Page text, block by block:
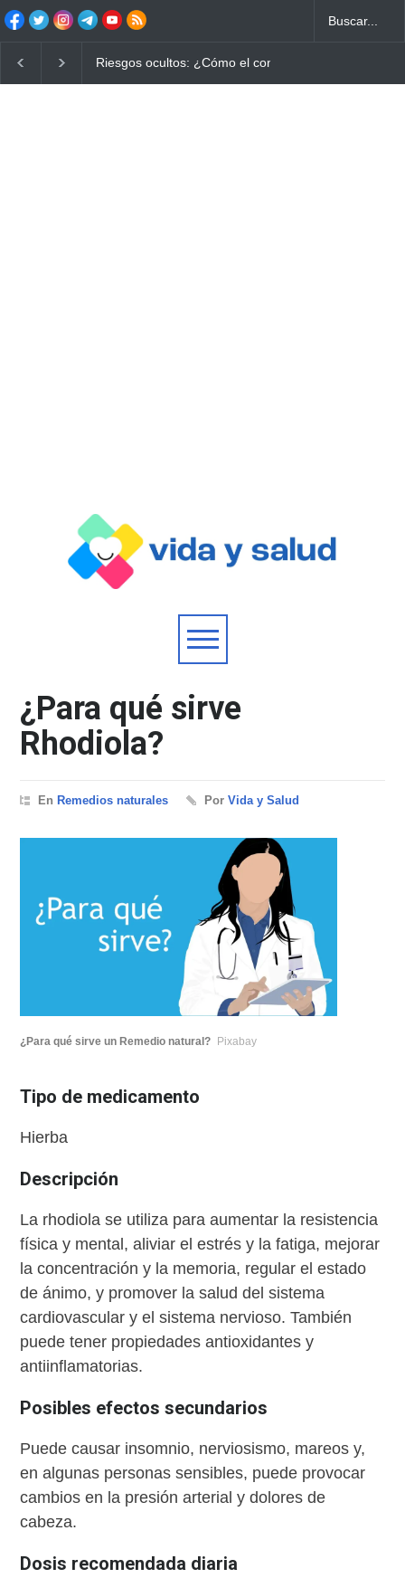
Riesgos ocultos: ¿Cómo el consumo de alimentos
¿Para qué sirve
Rhodiola?
En Remedios naturales PorVida y Salud
¿Para qué sirve un Remedio natural? Pixabay
Tipo de medicamento
Hierba
Descripción
La rhodiola se utiliza para aumentar la resistencia
física y mental, aliviar el estrés y la fatiga, mejorar
la concentración y la memoria, regular el estado
de ánimo, y promover la salud del sistema
cardiovascular y el sistema nervioso. También
puede tener propiedades antioxidantes y
antiinflamatorias.
Posibles efectos secundarios
Puede causar insomnio, nerviosismo, mareos y,
en algunas personas sensibles, puede provocar
cambios en la presión arterial y dolores de
cabeza.
Dosis recomendada diaria